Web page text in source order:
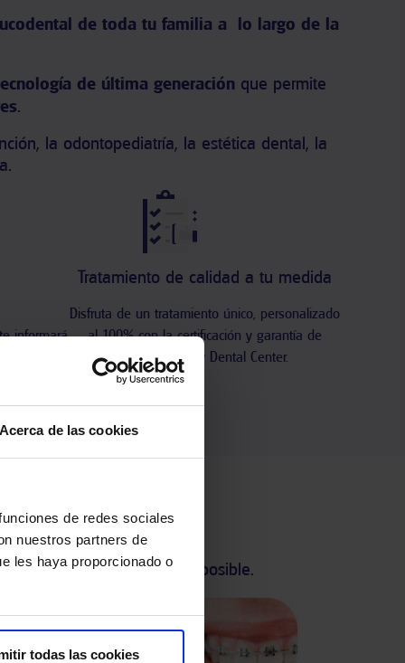
de las cookies
de redes sociales
nuestros partners de
les haya proporcionado o
todas las cookies
de toda tu familia a lo largo de la
de última generaciónque permite
.
la odontopediatría, la estética dental, la
informará
Tratamiento de calidad a tu medida
Disfruta de un tratamiento único, personalizado
al 100% con la certificación y garantía de
nuestro Quality Dental Center.
con el mejor tratamiento posible.